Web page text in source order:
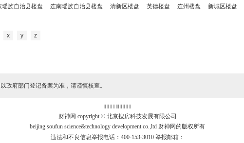
瑶族自治县楼盘 连南瑶族自治县楼盘 清新区楼盘 英德楼盘 连州楼盘 新城区楼盘
x y z
政府部门登记备案为准，请谨慎核查。
‖ ‖ ‖ ‖ ‖‖ ‖ ‖ ‖ ‖
财神网 copyright © 北京搜房科技发展有限公司
beijing soufun science&technology development co.,ltd 财神网的版权所有
违法和不良信息举报电话：400-153-3010 举报邮箱：